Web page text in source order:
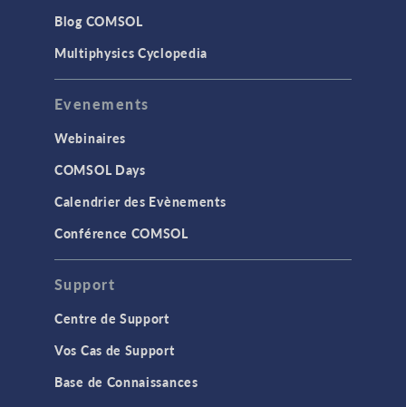
Blog COMSOL
Multiphysics Cyclopedia
Evenements
Webinaires
COMSOL Days
Calendrier des Evènements
Conférence COMSOL
Support
Centre de Support
Vos Cas de Support
Base de Connaissances